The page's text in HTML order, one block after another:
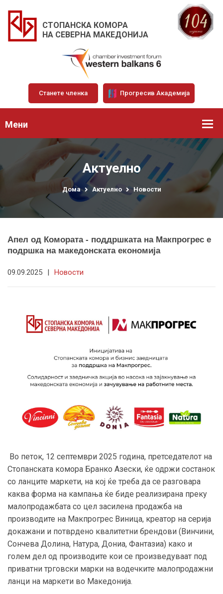
СТОПАНСКА КОМОРА
НА СЕВЕРНА МАКЕДОНИЈА
Станете членка Прогресив Академија
Мени
Актуелно
Дома Актуелно Новости
Апел од Комората - поддршката на Макпрогрес е
подршка на македонската економија
09.09.2025 | Новости
Во петок, 12 септември 2025 година, претседателот на
Стопанската комора Бранко Азески, ќе одржи состанок
со ланците маркети, на кој ќе треба да се разговара
каква форма на кампања ќе биде реализирана преку
малопродажбата со цел засилена продажба на
производите на Макпрогрес Виница, креатор на серија
докажани и потврдено квалитетни брендови (Винчини,
Сончева Долина, Натура, Дониа, Фантазиа) како и
голем дел од производите кои се произведуваат под
приватни трговски марки на водечките малопродажни
ланци на маркети во Македонија.